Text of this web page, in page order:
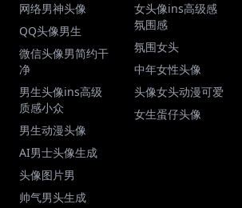
网络男神头像
QQ头像男生
微信头像男简约干
净
男生头像ins高级
质感小众
男生动漫头像
AI男士头像生成
头像图片男
帅气男头生成
女头像ins高级感
氛围感
氛围女头
中年女性头像
头像女头动漫可爱
女生蛋仔头像